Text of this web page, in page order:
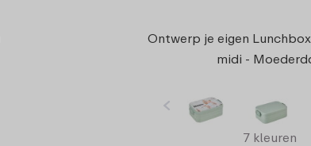
Ontwerp je eigen
midi -
7 kleuren